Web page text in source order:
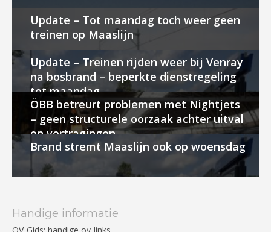
Update – Tot maandag toch weer geen
treinen op Maaslijn
Update – Treinen rijden weer bij Venray
na bosbrand – beperkte dienstregeling
tot maandag
ÖBB betreurt problemen met Nightjets
– geen structurele oorzaak achter uitval
en vertragingen
Brand stremt Maaslijn ook op woensdag
Handige informatie